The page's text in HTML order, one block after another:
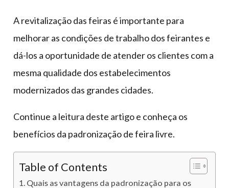
A revitalização das feiras é importante para
melhorar as condições de trabalho dos feirantes e
dá-los a oportunidade de atender os clientes com a
mesma qualidade dos estabelecimentos
modernizados das grandes cidades.
Continue a leitura deste artigo e conheça os
benefícios da padronização de feira livre.
Table of Contents
Quais as vantagens da padronização para os